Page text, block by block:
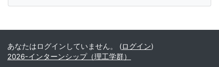
補助ブロック
あなたはログインしていません。 (ログイン)
2026-インターンシップ（理工学群）